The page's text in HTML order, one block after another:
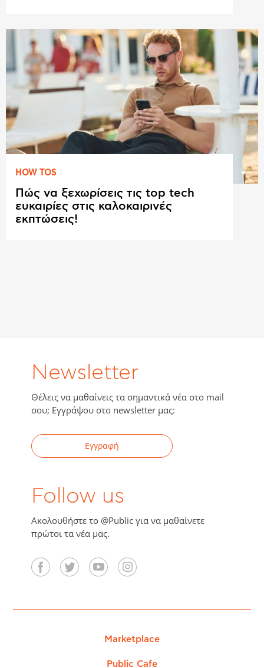
HOW TOS
Πώς να ξεχωρίσεις τις top tech
ευκαιρίες στις καλοκαιρινές
εκπτώσεις!
Marketplace
Public Cafe
Newsletter
Θέλεις να μαθαίνεις τα σημαντικά νέα στο mail
σου; Εγγράψου στο newsletter μας:
Εγγραφή
Follow us
Ακολουθήστε το @Public για να μαθαίνετε
πρώτοι τα νέα μας.